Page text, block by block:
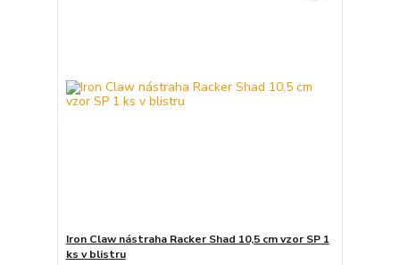
Iron Claw nástraha Racker Shad 10,5 cm vzor SP 1
ks v blistru